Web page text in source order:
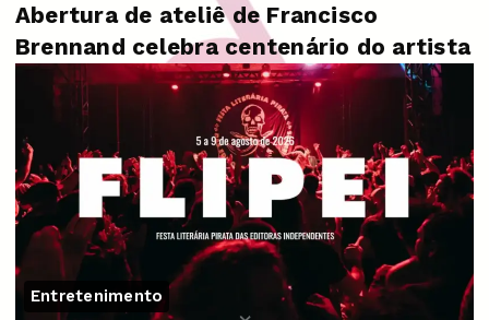
Abertura de ateliê de Francisco
Brennand celebra centenário do artista
Entretenimento